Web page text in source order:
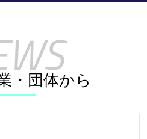
・団体から